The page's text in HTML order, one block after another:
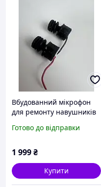
Вбудованний мікрофон
для ремонту навушників
Готово до відправки
1 999₴
Купити